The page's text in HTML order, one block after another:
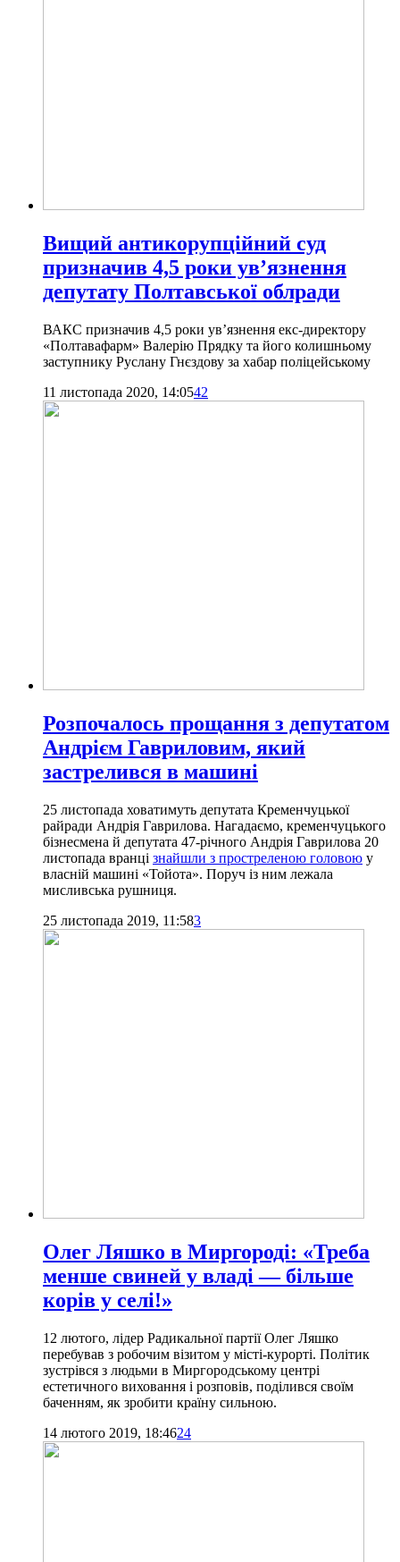
Вищий антикорупційний суд
призначив 4,5 роки ув’язнення
депутату Полтавської облради
ВАКС призначив 4,5 роки ув’язнення екс-директору
«Полтавафарм» Валерію Прядку та його колишньому
заступнику Руслану Гнєздову за хабар поліцейському
11 листопада 2020, 14:0542
Розпочалось прощання з депутатом
Андрієм Гавриловим, який
застрелився в машині
25 листопада ховатимуть депутата Кременчуцької
райради Андрія Гаврилова. Нагадаємо, кременчуцького
бізнесмена й депутата 47-річного Андрія Гаврилова 20
листопада вранці знайшли з простреленою головою у
власній машині «Тойота». Поруч із ним лежала
мисливська рушниця.
25 листопада 2019, 11:583
Олег Ляшко в Миргороді: «Треба
менше свиней у владі — більше
корів у селі!»
12 лютого, лідер Радикальної партії Олег Ляшко
перебував з робочим візитом у місті-курорті. Політик
зустрівся з людьми в Миргородському центрі
естетичного виховання і розповів, поділився своїм
баченням, як зробити країну сильною.
14 лютого 2019, 18:4624